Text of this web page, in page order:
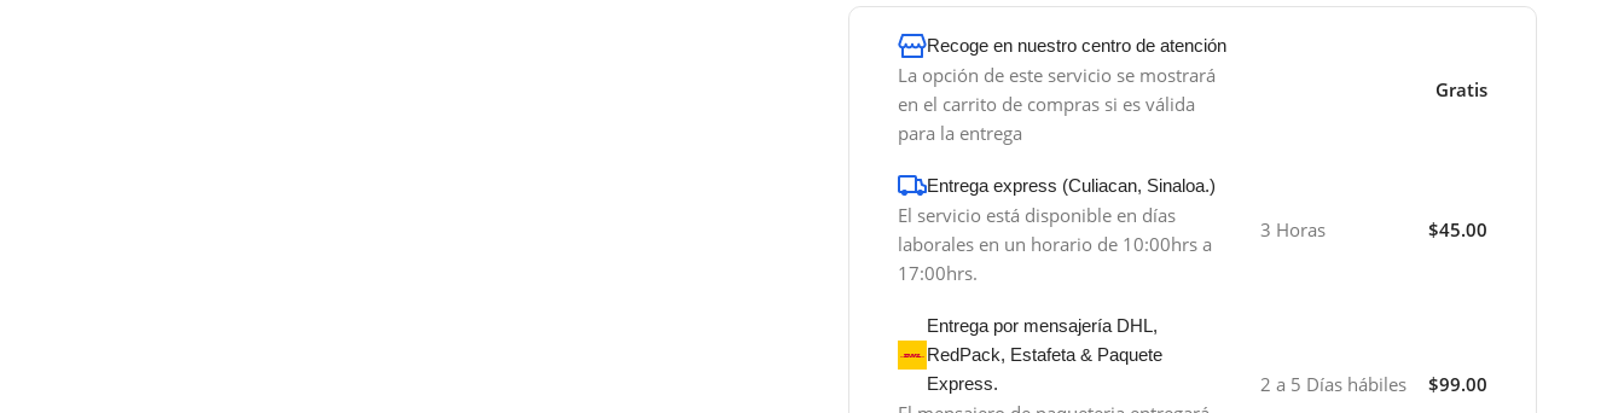
Recoge en nuestro centro de atención
La opción de este servicio se mostrará
en el carrito de compras si es válida
para la entrega
Gratis
Entrega express (Culiacan, Sinaloa.)
El servicio está disponible en días
laborales en un horario de 10:00hrs a
17:00hrs.
3 Horas $45.00
Entrega por mensajería DHL,
RedPack, Estafeta & Paquete
Express.
2 a 5 Días hábiles $99.00